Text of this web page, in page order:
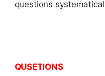
questions
QUSETIONS